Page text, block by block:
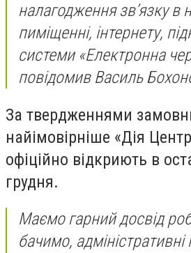
налагодження зв’язку в
пиміщенні, інтернету,
системи «Електронна
повідомив Василь
За твердженнями
найімовірніше «Дія
офіційно відкриють в
грудня.
Маємо гарний досвід
бачимо, адміністративні